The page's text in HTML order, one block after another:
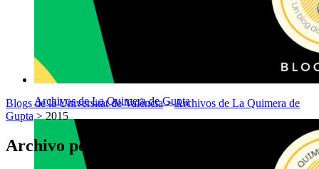
Archivos de La Quimera de Gupta
Blogs de la Universitat de València>Archivos de La Quimera de
Gupta > 2015
Archivo por años: